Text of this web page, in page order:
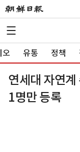
오 유통 정책
연세대 자연
1명만 등록